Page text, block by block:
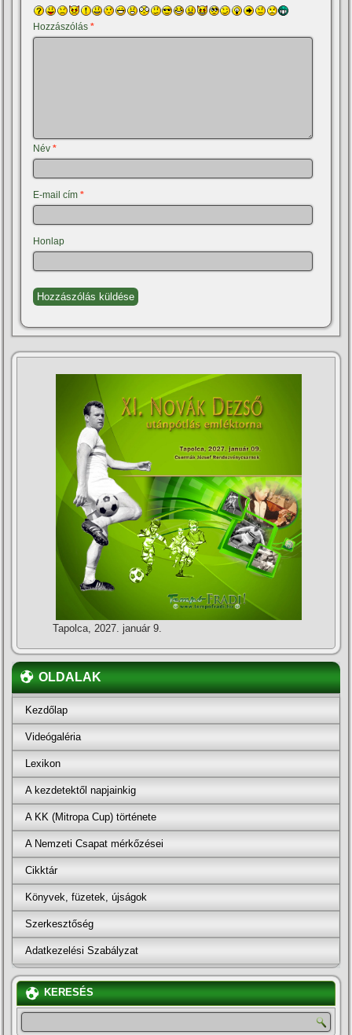
Hozzászólás*
Név*
E-mail cím*
Honlap
Tapolca, 2027. január 9.
OLDALAK
Kezdőlap
Videógaléria
Lexikon
A kezdetektől napjainkig
A KK (Mitropa Cup) története
A Nemzeti Csapat mérkőzései
Cikktár
Könyvek, füzetek, újságok
Szerkesztőség
Adatkezelési Szabályzat
KERESÉS